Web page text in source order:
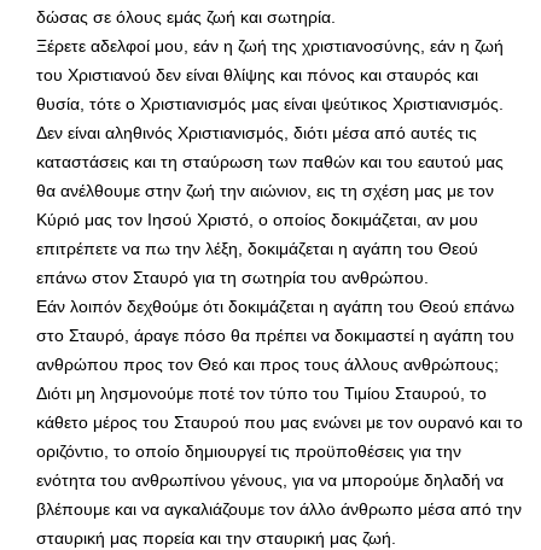
δώσας σε όλους εμάς ζωή και σωτηρία.
Ξέρετε αδελφοί μου, εάν η ζωή της χριστιανοσύνης, εάν η ζωή
του Χριστιανού δεν είναι θλίψης και πόνος και σταυρός και
θυσία, τότε ο Χριστιανισμός μας είναι ψεύτικος Χριστιανισμός.
Δεν είναι αληθινός Χριστιανισμός, διότι μέσα από αυτές τις
καταστάσεις και τη σταύρωση των παθών και του εαυτού μας
θα ανέλθουμε στην ζωή την αιώνιον, εις τη σχέση μας με τον
Κύριό μας τον Ιησού Χριστό, ο οποίος δοκιμάζεται, αν μου
επιτρέπετε να πω την λέξη, δοκιμάζεται η αγάπη του Θεού
επάνω στον Σταυρό για τη σωτηρία του ανθρώπου.
Εάν λοιπόν δεχθούμε ότι δοκιμάζεται η αγάπη του Θεού επάνω
στο Σταυρό, άραγε πόσο θα πρέπει να δοκιμαστεί η αγάπη του
ανθρώπου προς τον Θεό και προς τους άλλους ανθρώπους;
Διότι μη λησμονούμε ποτέ τον τύπο του Τιμίου Σταυρού, το
κάθετο μέρος του Σταυρού που μας ενώνει με τον ουρανό και το
οριζόντιο, το οποίο δημιουργεί τις προϋποθέσεις για την
ενότητα του ανθρωπίνου γένους, για να μπορούμε δηλαδή να
βλέπουμε και να αγκαλιάζουμε τον άλλο άνθρωπο μέσα από την
σταυρική μας πορεία και την σταυρική μας ζωή.